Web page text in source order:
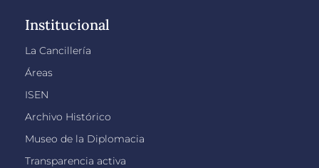
Institucional
La Cancillería
Áreas
ISEN
Archivo Histórico
Museo de la Diplomacia
Transparencia activa